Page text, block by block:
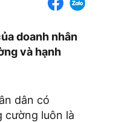
doanh nhân
và hạnh
dân có
cường luôn là